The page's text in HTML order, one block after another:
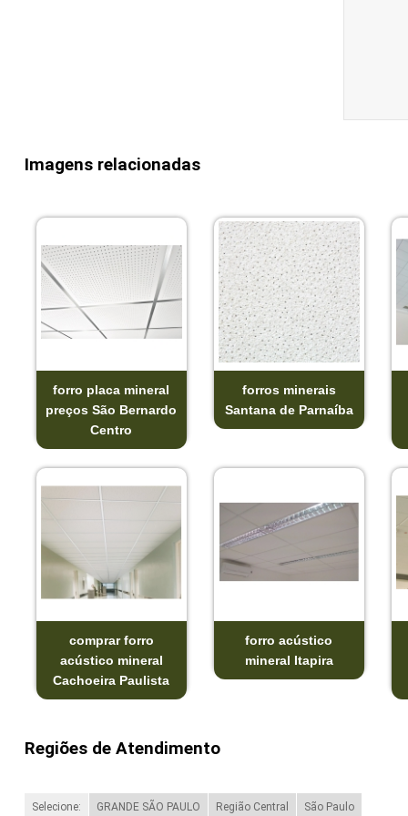
Imagens relacionadas
forro placa mineral
preços São Bernardo
Centro
forros minerais
Santana de Parnaíba
comprar forro
acústico mineral
Cachoeira Paulista
forro acústico
mineral Itapira
Regiões de Atendimento
Selecione: GRANDE SÃO PAULO Região Central São Paulo